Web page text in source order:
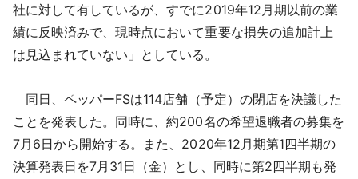
社に対して有しているが、すでに2019年12月期以前の業
績に反映済みで、現時点において重要な損失の追加計上
は見込まれていない」としている。
同日、ペッパーFSは114店舗（予定）の閉店を決議した
ことを発表した。同時に、約200名の希望退職者の募集を
7月6日から開始する。また、2020年12月期第1四半期の
決算発表日を7月31日（金）とし、同時に第2四半期も発